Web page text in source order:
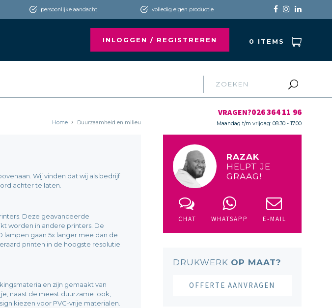
persoonlijke aandacht volledig eigen productie
INLOGGEN / REGISTREREN 0 ITEMS
VRAGEN?026 364 11 96
Maandag t/m vrijdag: 08.30 - 17.00
Home Duurzaamheid en milieu
Wij vinden dat wij als bedrijf
achter te laten.
Deze geavanceerde
worden in andere printers. De
gaan 5x langer mee dan de
printen in de hoogste resolutie
zijn gemaakt van
naast de meest duurzame look,
kiezen voor PVC-vrije materialen.
RAZAK
HELPT JE
GRAAG!
CHAT WHATSAPP E-MAIL
DRUKWERK OP MAAT?
OFFERTE AANVRAGEN